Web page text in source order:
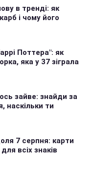
в тренді: як
і чому його
Поттера": як
яка у 37 зіграла
зайве: знайди за
наскільки ти
7 серпня: карти
всіх знаків